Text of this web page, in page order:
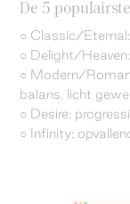
De 5
○ Classic/
○ Delight/
○ Modern/
balans, licht
○ Desire:
○ Infinity: